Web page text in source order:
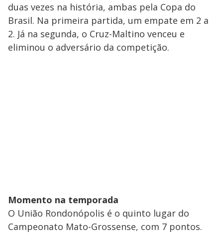
duas vezes na história, ambas pela Copa do
Brasil. Na primeira partida, um empate em 2 a
2. Já na segunda, o Cruz-Maltino venceu e
eliminou o adversário da competição.
Momento na temporada
O União Rondonópolis é o quinto lugar do
Campeonato Mato-Grossense, com 7 pontos.